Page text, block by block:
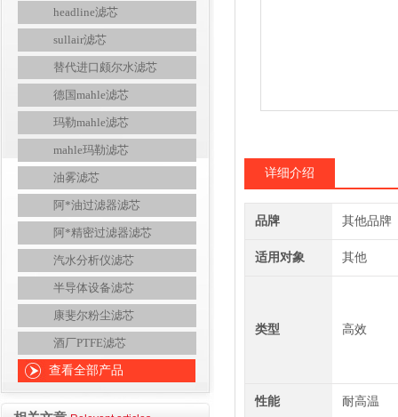
headline滤芯
sullair滤芯
替代进口颇尔水滤芯
德国mahle滤芯
玛勒mahle滤芯
mahle玛勒滤芯
油雾滤芯
阿*油过滤器滤芯
阿*精密过滤器滤芯
汽水分析仪滤芯
半导体设备滤芯
康斐尔粉尘滤芯
酒厂PTFE滤芯
查看全部产品
详细介绍
品牌 其他品牌
适用对象 其他
类型 高效
性能 耐高温